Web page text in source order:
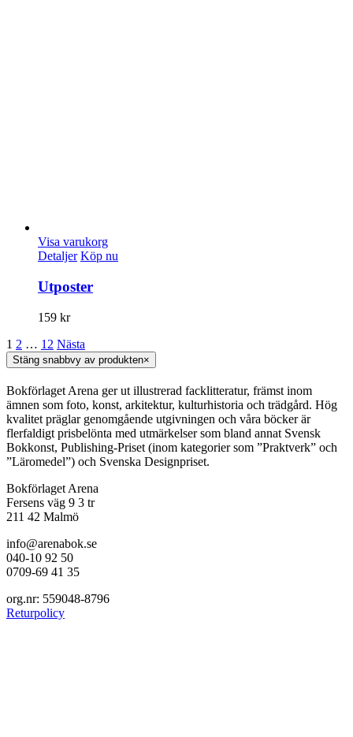
Visa varukorg
Detaljer Köp nu
Utposter
159 kr
1 2 … 12 Nästa
Stäng snabbvy av produkten×
Bokförlaget Arena ger ut illustrerad facklitteratur, främst inom
ämnen som foto, konst, arkitektur, kulturhistoria och trädgård. Hög
kvalitet präglar genomgående utgivningen och våra böcker är
flerfaldigt prisbelönta med utmärkelser som bland annat Svensk
Bokkonst, Publishing-Priset (inom kategorier som ”Praktverk” och
”Läromedel”) och Svenska Designpriset.
Bokförlaget Arena
Fersens väg 9 3 tr
211 42 Malmö
info@arenabok.se
040-10 92 50
0709-69 41 35
org.nr: 559048-8796
Returpolicy